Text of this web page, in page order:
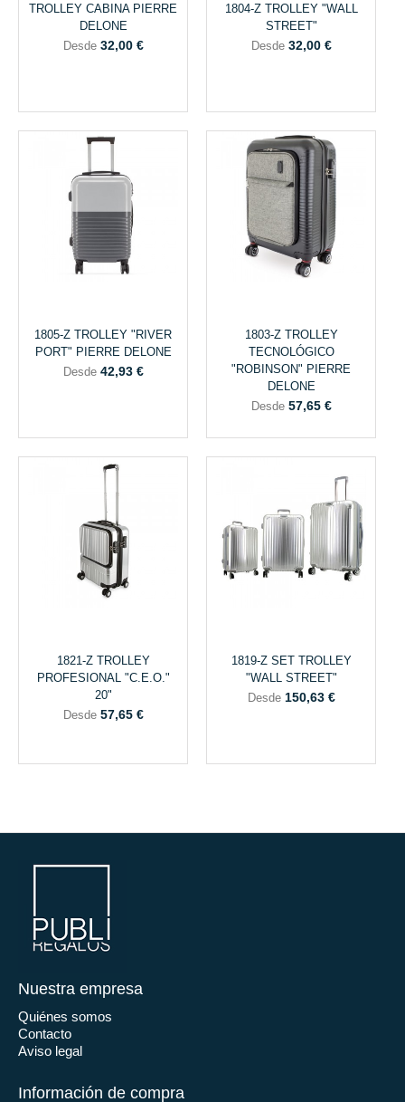
TROLLEY CABINA PIERRE
DELONE
Desde 32,00 €
1804-Z TROLLEY "WALL
STREET"
Desde 32,00 €
1805-Z TROLLEY "RIVER
PORT" PIERRE DELONE
Desde 42,93 €
1803-Z TROLLEY
TECNOLÓGICO
"ROBINSON" PIERRE
DELONE
Desde 57,65 €
1821-Z TROLLEY
PROFESIONAL "C.E.O."
20"
Desde 57,65 €
1819-Z SET TROLLEY
"WALL STREET"
Desde 150,63 €
Nuestra empresa
Quiénes somos
Contacto
Aviso legal
Información de compra